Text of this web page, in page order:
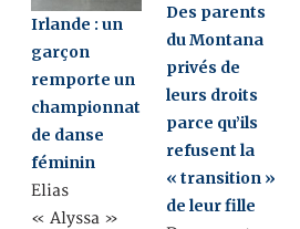
Irlande : un
garçon
remporte un
championnat
de danse
féminin
Elias
« Alyssa »
Des parents
du Montana
privés de
leurs droits
parce qu’ils
refusent la
« transition »
de leur fille